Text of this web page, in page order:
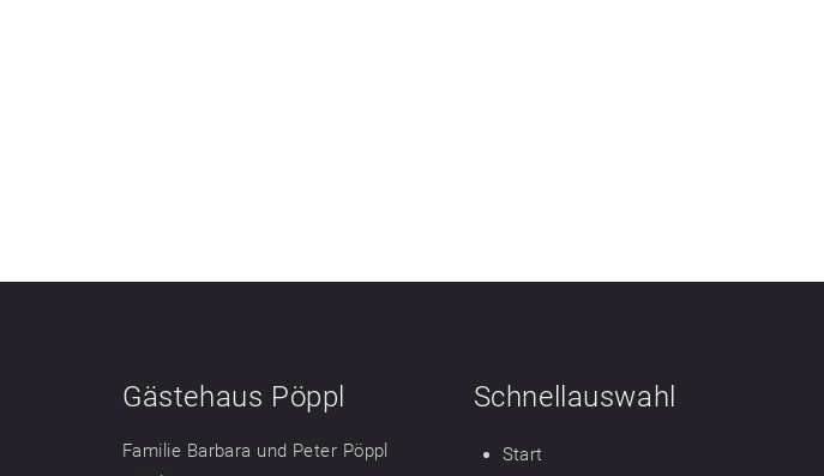
Gästehaus Pöppl
Familie Barbara und Peter Pöppl
Schnellauswahl
Start